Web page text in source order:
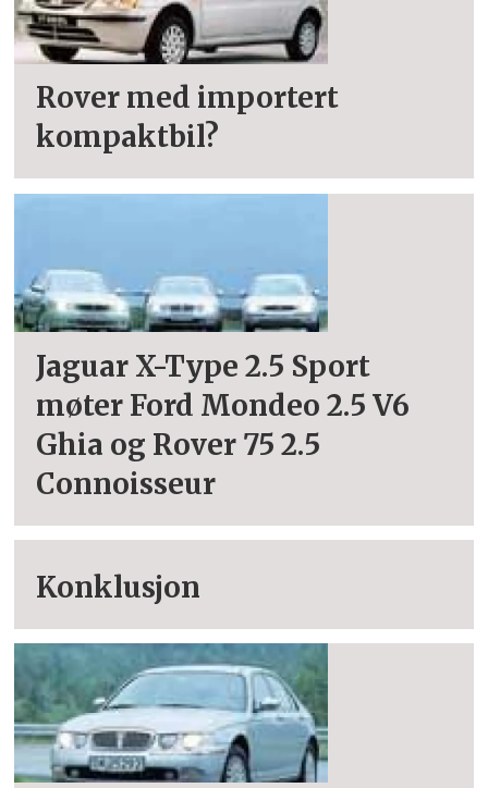
Rover med importert
kompaktbil?
Jaguar X-Type 2.5 Sport
møter Ford Mondeo 2.5 V6
Ghia og Rover 75 2.5
Connoisseur
Konklusjon